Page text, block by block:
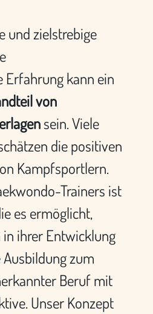
und zielstrebige
kann ein
von
sein. Viele
die positiven
Kampfsportlern.
Trainers ist
es ermöglicht,
in ihrer Entwicklung
Ausbildung zum
Beruf mit
Unser Konzept